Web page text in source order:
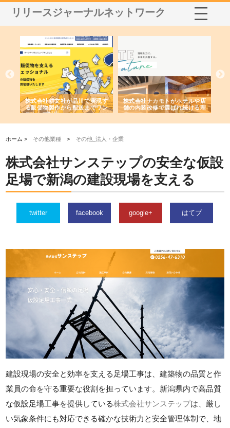
リリースジャーナルネットワーク
株式会社耕文社が品川で実現す
る販促物製作から配送までワン
ストップ対応
株式会社ナカモトがホテルや店
舗の内装改修で選ばれ続ける理
由
ホーム > その他業種 > その他_法人・企業
株式会社サンステップの安全な仮設
足場で新潟の建設現場を支える
twitter facebook google+ はてブ
建設現場の安全と効率を支える足場工事は、建築物の品質と作
業員の命を守る重要な役割を担っています。新潟県内で高品質
な仮設足場工事を提供している株式会社サンステップは、厳し
い気象条件にも対応できる確かな技術力と安全管理体制で、地